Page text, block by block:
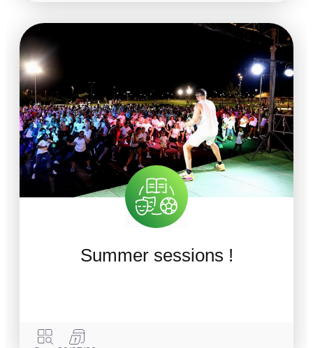
Summer sessions !